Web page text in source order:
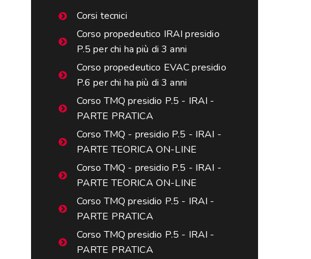
Corsi tecnici
Corso propedeutico IRAI presidio
P.5 per chi ha più di 3 anni
Corso propedeutico EVAC presidio
P.6 per chi ha più di 3 anni
Corso TMQ presidio P.5 - IRAI -
PARTE PRATICA
Corso TMQ - presidio P.5 - IRAI -
PARTE TEORICA ON-LINE
Corso TMQ - presidio P.5 - IRAI -
PARTE TEORICA ON-LINE
Corso TMQ presidio P.5 - IRAI -
PARTE PRATICA
Corso TMQ presidio P.5 - IRAI -
PARTE PRATICA